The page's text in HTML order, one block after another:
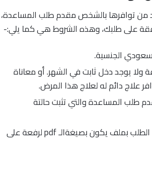
توافرها بالشخص مقدم طلب المساعدة،
على طلبك، وهذه الشروط هي كما يلي:-
الجنسية.
يوجد دخل ثابت في الشهر. أو معاناة
علاج دائم له لعلاج هذا المرض.
طلب المساعدة والتي تثبت حالتة
تجميع ورفع كافة المستندات المتعلقة بالشخص مقدم الطلب بملف يكون بصيغةالـ pdf لرفعة على